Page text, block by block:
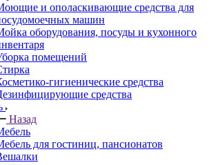
и ополаскивающие средства для
машин
оборудования, посуды и кухонного
помещений
гигиенические средства
средства
Назад
для гостиниц, пансионатов